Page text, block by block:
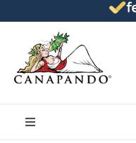
Toggle